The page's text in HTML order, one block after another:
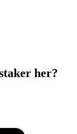
her?